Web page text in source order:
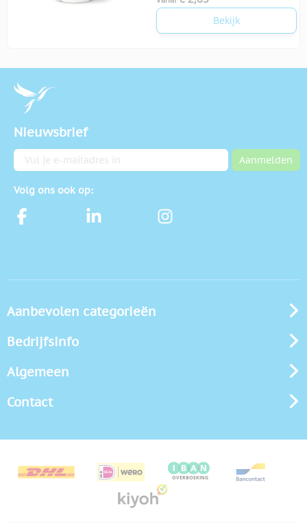
Bekijk
Nieuwsbrief
E-mailadres Aanmelden
Volg ons ook op:
Aanbevolen categorieën
Bedrijfsinfo
Algemeen
Contact